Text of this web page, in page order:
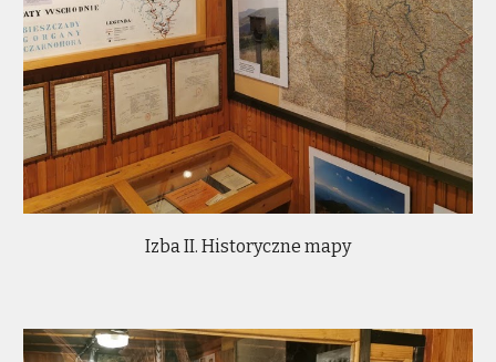
Izba II. Historyczne mapy